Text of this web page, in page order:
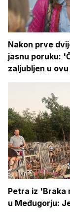
Nakon prve
jasnu poruku:
zaljubljen u
Petra iz 'Braka
u Međugorju: